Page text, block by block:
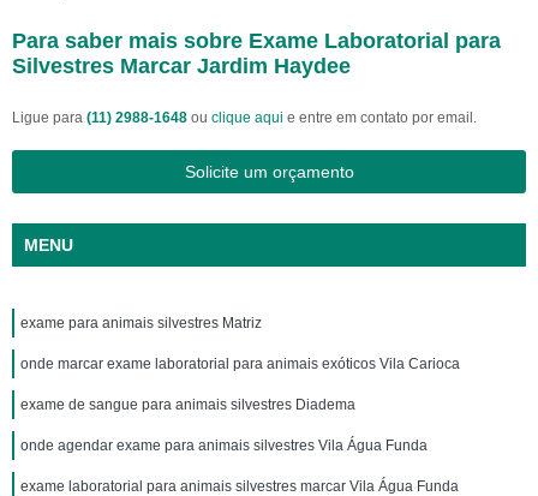
Para saber mais sobre Exame Laboratorial para
Silvestres Marcar Jardim Haydee
Ligue para (11) 2988-1648 ou clique aqui e entre em contato por email.
Solicite um orçamento
MENU
exame para animais silvestres Matriz
onde marcar exame laboratorial para animais exóticos Vila Carioca
exame de sangue para animais silvestres Diadema
onde agendar exame para animais silvestres Vila Água Funda
exame laboratorial para animais silvestres marcar Vila Água Funda